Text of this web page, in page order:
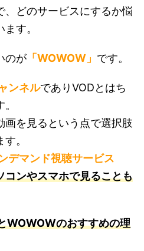
、どのサービスにするか悩
す。
のが 「WOWOW」 です。
ンネルでありVODとはち
画を見るという点で選択肢
。
デマンド視聴サービス
コンやスマホで見ることも
WOWOWのおすすめの理